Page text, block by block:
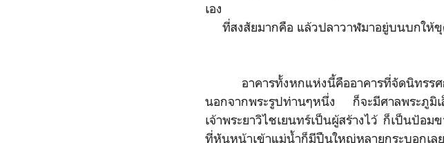
เอง
ที่สงสัยมากคือ แล้วปลาวาฬมาอยู่บนบกให้ขุด
อาคารทั้งหกแห่งนี้คืออาคารที่จัดนิทรรศก
นอกจากพระรูปท่านๆหนึ่ง ก็จะมีศาลพระภู
เจ้าพระยาวิไชเยนทร์เป็นผู้สร้างไว้ ก็เป็นป้อ
ที่หันหน้าเข้าแม่น้ำก็มีปืนใหญ่หลายกระบอกเลย